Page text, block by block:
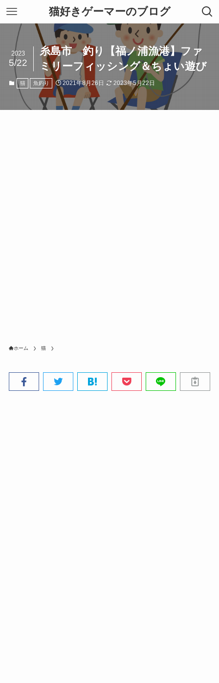
猫好きゲーマーのブログ
糸島市 釣り【福ノ浦漁港】ファ
ミリーフィッシング＆ちょい遊び
2023
5/22
猫 魚釣り 2021年8月26日 2023年5月22日
ホーム 猫